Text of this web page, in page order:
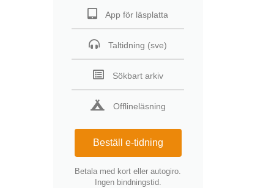
App för läsplatta
Taltidning (sve)
Sökbart arkiv
Offlineläsning
Beställ e-tidning
Betala med kort eller autogiro.
Ingen bindningstid.